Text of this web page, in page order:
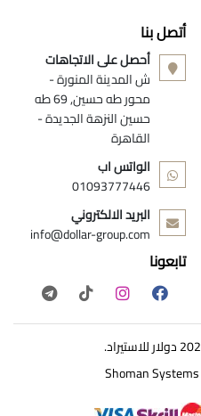
أتصل بنا
أحصل على الاتجاهات
ش المدينة المنورة -
محور طه حسين, 69 طه
حسين النزهة الجديدة -
القاهرة
الواتس اب
01093777446
البريد الالكتروني
info@dollar-group.com
تابعونا
Shoman Systems